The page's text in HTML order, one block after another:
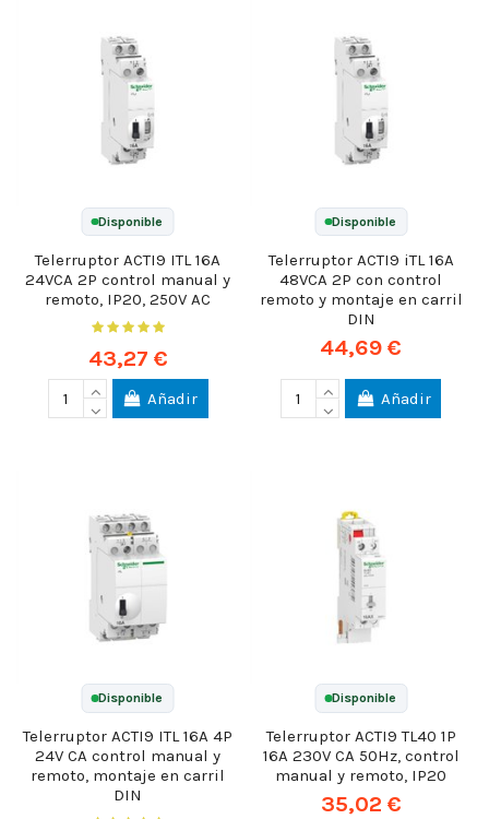
Disponible
Telerruptor ACTI9 ITL 16A
24VCA 2P control manual y
remoto, IP20, 250V AC
43,27 €
Añadir
Disponible
Telerruptor ACTI9 iTL 16A
48VCA 2P con control
remoto y montaje en carril
DIN
44,69 €
Añadir
Disponible
Telerruptor ACTI9 ITL 16A 4P
24V CA control manual y
remoto, montaje en carril
DIN
Disponible
Telerruptor ACTI9 TL40 1P
16A 230V CA 50Hz, control
manual y remoto, IP20
35,02 €